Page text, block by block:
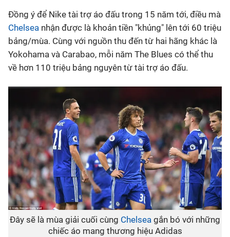
VIDEO
Bên lề
Đồng ý để Nike tài trợ áo đấu trong 15 năm tới, điều mà
Chelsea nhận được là khoản tiền "khủng" lên tới 60 triệu
bảng/mùa. Cùng với nguồn thu đến từ hai hãng khác là
Yokohama và Carabao, mỗi năm The Blues có thể thu
về hơn 110 triệu bảng nguyên từ tài trợ áo đấu.
Đây sẽ là mùa giải cuối cùng Chelsea gắn bó với những
chiếc áo mang thương hiệu Adidas